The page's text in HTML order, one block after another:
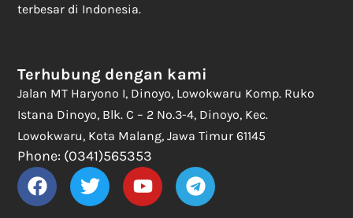
terbesar di Indonesia.
Terhubung dengan kami
Jalan MT Haryono I, Dinoyo, Lowokwaru Komp. Ruko
Istana Dinoyo, Blk. C – 2 No.3-4, Dinoyo, Kec.
Lowokwaru, Kota Malang, Jawa Timur 61145
Phone: (0341)565353